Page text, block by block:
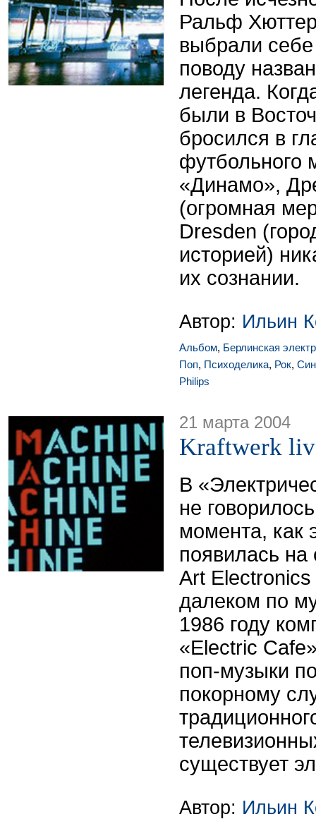
Ральф
выбрали
поводу
легенда.
были в
бросился в
футбольного
«Динамо»,
(огромная
Dresden
историей)
их сознании.
Автор: Ильин
Альбом, Берлинская
Поп, Психоделика, Рок,
Philips
21 марта 2004
Kraftwerk
В
не
момента, как
появилась на
Art Electronics
далеком по
1986 году
«Electric
поп-музыки
покорному
существует
Автор: Ильин